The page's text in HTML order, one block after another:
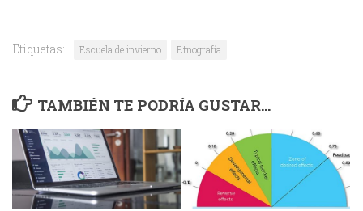
Etiquetas: Escuela de invierno Etnografía
TAMBIÉN TE PODRÍA GUSTAR...